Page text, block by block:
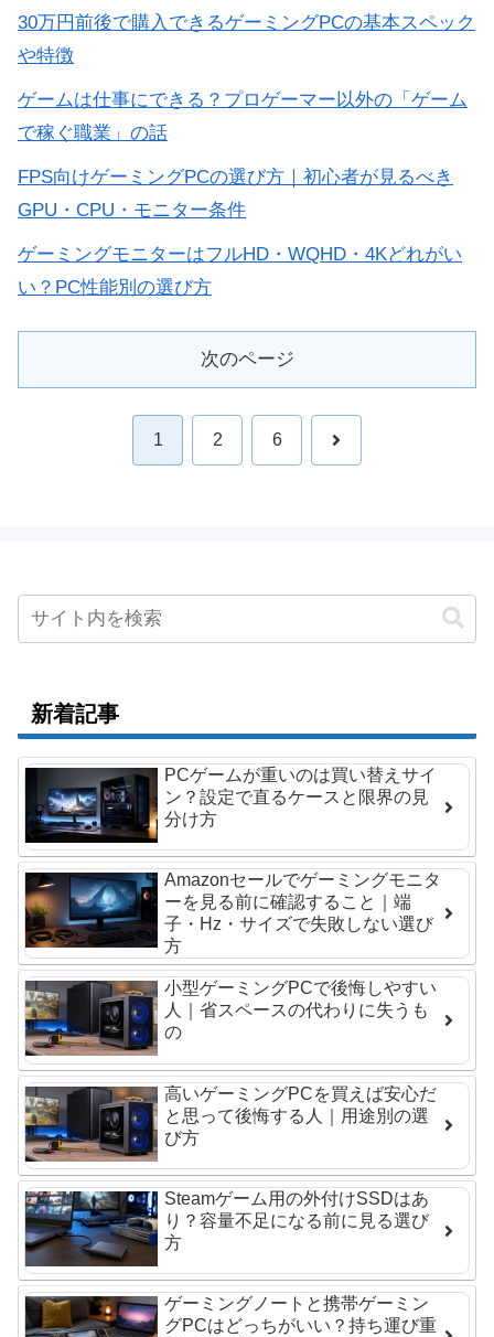
30万円前後で購入できるゲーミングPCの基本スペック
や特徴
ゲームは仕事にできる？プロゲーマー以外の「ゲーム
で稼ぐ職業」の話
FPS向けゲーミングPCの選び方｜初心者が見るべき
GPU・CPU・モニター条件
ゲーミングモニターはフルHD・WQHD・4Kどれがい
い？PC性能別の選び方
次のページ
1 2 6 次
新着記事
PCゲームが重いのは買い替えサイ
ン？設定で直るケースと限界の見
分け方
Amazonセールでゲーミングモニタ
ーを見る前に確認すること｜端
子・Hz・サイズで失敗しない選び
方
小型ゲーミングPCで後悔しやすい
人｜省スペースの代わりに失うも
の
高いゲーミングPCを買えば安心だ
と思って後悔する人｜用途別の選
び方
Steamゲーム用の外付けSSDはあ
り？容量不足になる前に見る選び
方
ゲーミングノートと携帯ゲーミン
グPCはどっちがいい？持ち運び重